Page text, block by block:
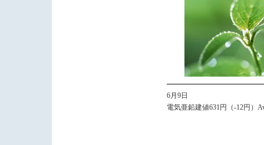
6月9日
電気亜鉛建値631円（-12円）